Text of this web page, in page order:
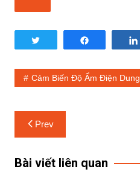
Cảm Biến Độ Ẩm Điện Dung
Prev
Bài viết liên quan